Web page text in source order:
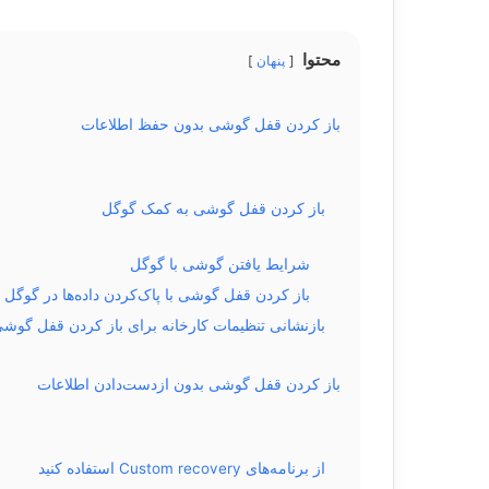
محتوا پنهان
باز کردن قفل گوشی بدون حفظ اطلاعات
باز کردن قفل گوشی به کمک گوگل
شرایط یافتن گوشی با گوگل
باز کردن قفل گوشی با پاک‌کردن داده‌ها در گوگل
بازنشانی تنظیمات کارخانه برای باز کردن قفل
باز کردن قفل گوشی بدون ازدست‌دادن اطلاعات
از برنامه‌های Custom recovery استفاده کنید